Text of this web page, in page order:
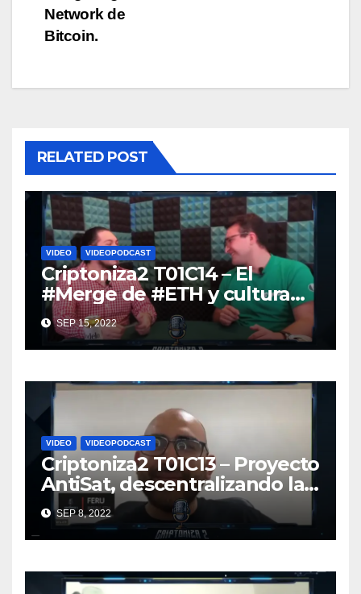
Network de
Bitcoin.
RELATED POST
VIDEO VIDEOPODCAST
Criptoniza2 T01C14 – El
#Merge de #ETH y cultura
#NFT (Final de Temporada)
SEP 15, 2022
VIDEO VIDEOPODCAST
Criptoniza2 T01C13 – Proyecto
AntiSat, descentralizando la
convivencia en #Web3
SEP 8, 2022